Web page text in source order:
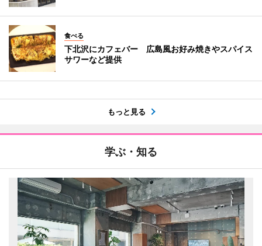
食べる
下北沢にカフェバー 広島風お好み焼きやスパイス
サワーなど提供
もっと見る
学ぶ・知る